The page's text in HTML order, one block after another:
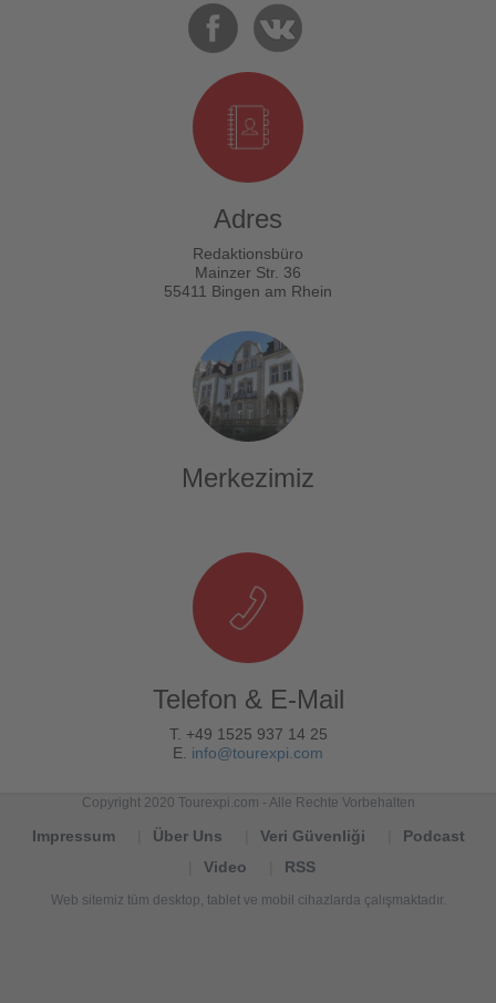
Adres
Redaktionsbüro
Mainzer Str. 36
55411 Bingen am Rhein
Merkezimiz
Telefon & E-Mail
T. +49 1525 937 14 25
E. info@tourexpi.com
Copyright 2020 Tourexpi.com - Alle Rechte Vorbehalten
Impressum Über Uns Veri Güvenliği
Podcast
Video
RSS
Web sitemiz tüm desktop, tablet ve mobil cihazlarda çalışmaktadır.